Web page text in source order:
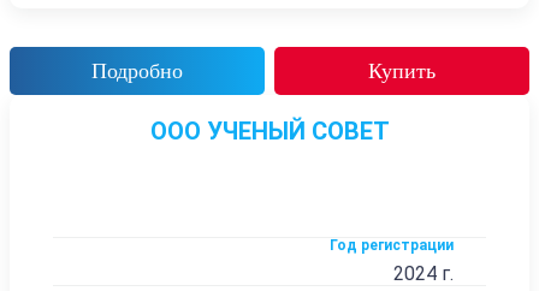
Подробно Купить
ООО УЧЕНЫЙ СОВЕТ
Год регистрации
2024 г.